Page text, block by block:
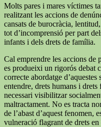
Molts pares i mares víctimes
realitzant les accions de
cansats de burocràcia,
tot d’incomprensió per part
infants i dels drets de família.
Cal emprendre les accions de
es produeixi un rigorós debat
correcte abordatge
entendre, drets humans i
necessari visibilitzar
maltractament. No es tracta
de l’abast d’aquest fenomen,
vulneració flagrant de drets en